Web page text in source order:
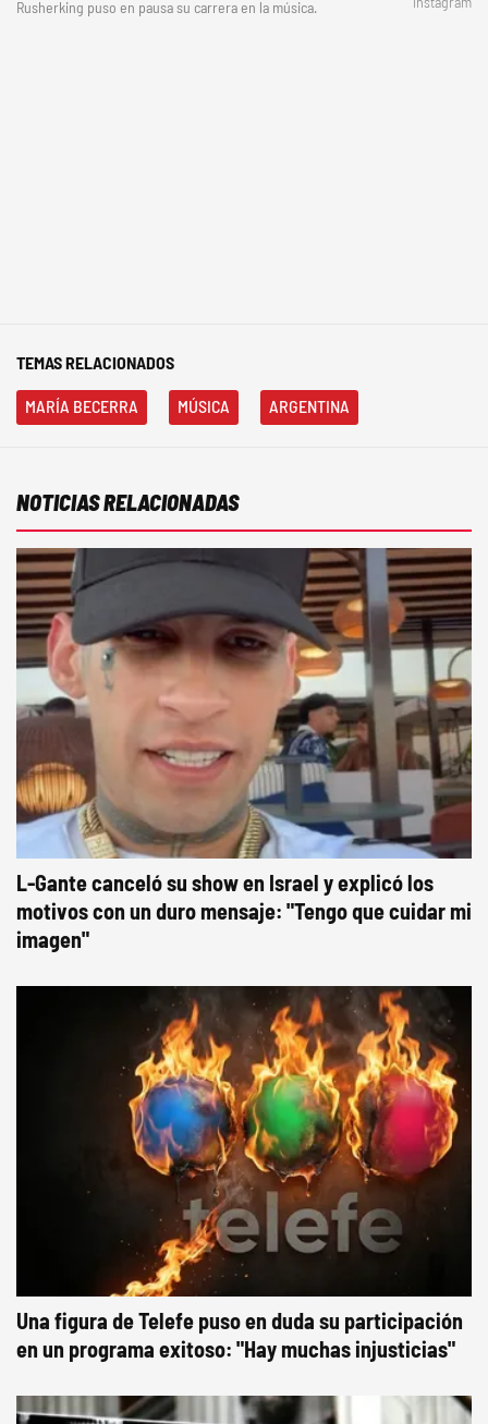
Rusherking puso en pausa su carrera en la música.
TEMAS RELACIONADOS
MARÍA BECERRA MÚSICA ARGENTINA
NOTICIAS RELACIONADAS
L-Gante canceló su show en Israel y explicó los
motivos con un duro mensaje: "Tengo que cuidar mi
imagen"
Una figura de Telefe puso en duda su participación
en un programa exitoso: "Hay muchas injusticias"